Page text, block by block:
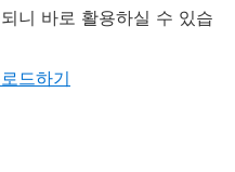
니 바로 활용하실 수 있습
드하기